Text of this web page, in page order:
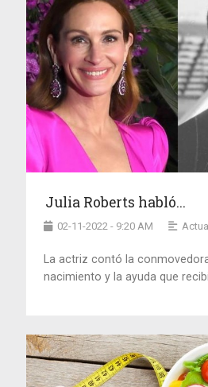
Julia Roberts habló...
02-11-2022 - 9:20 AM
La actriz contó la
nacimiento y la ayuda que